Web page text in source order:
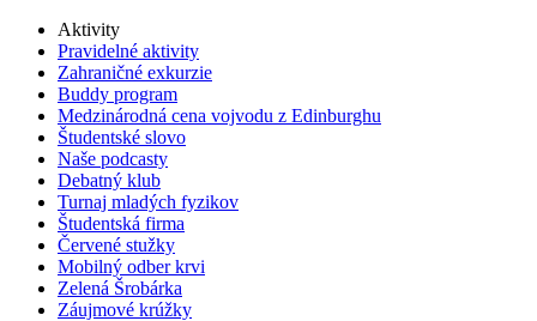
Aktivity
Pravidelné aktivity
Zahraničné exkurzie
Buddy program
Medzinárodná cena vojvodu z Edinburghu
Študentské slovo
Naše podcasty
Debatný klub
Turnaj mladých fyzikov
Študentská firma
Červené stužky
Mobilný odber krvi
Zelená Šrobárka
Záujmové krúžky